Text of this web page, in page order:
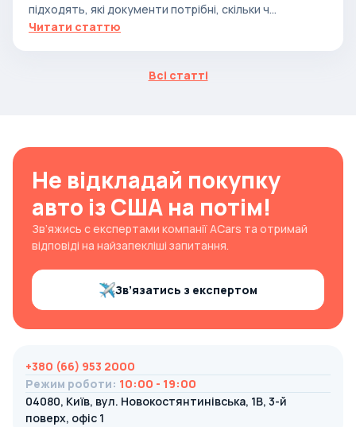
підходять, які документи потрібні, скільки ч...
Читати статтю
Всі статті
Не відкладай покупку
авто із США на потім!
Зв’яжись с експертами компанії ACars та отримай
відповіді на найзапекліші запитання.
Зв’язатись з експертом
+380 (66) 953 2000
Режим роботи: 10:00 - 19:00
04080, Київ, вул. Новокостянтинівська, 1В, 3-й
поверх, офіс 1